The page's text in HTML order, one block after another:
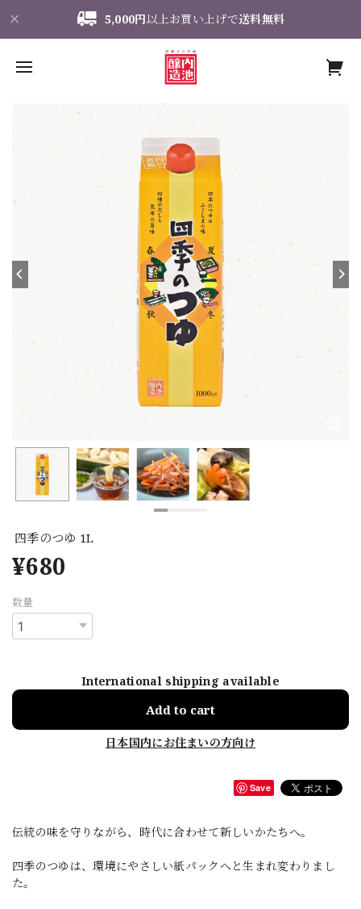
5,000円以上お買い上げで送料無料
四季のつゆ 1L
¥680
数量
International shipping available
Add to cart
日本国内にお住まいの方向け
Save
伝統の味を守りながら、時代に合わせて新しいかたちへ。
四季のつゆは、環境にやさしい紙パックへと生まれ変わりまし
た。